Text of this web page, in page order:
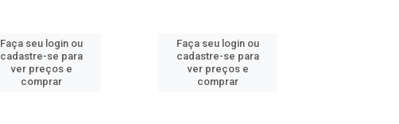
Faça seu login ou
cadastre-se para
ver preços e
comprar
Faça seu login ou
cadastre-se para
ver preços e
comprar